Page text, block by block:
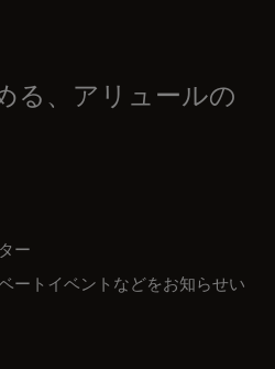
る、アリュールの
ー
ートイベントなどをお知らせい